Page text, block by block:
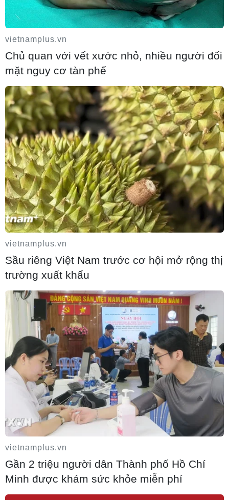
Syria: Nổ xe buýt gần thủ đô Damascus
khiến 2 người chết và 13 người bị thương
07/08/2026 00:50
Lực lượng Houthi tấn công quân đội
Yemen, ít nhất 45 binh sỹ thương vong
Xung đột Israel-Hamas: Ít nhất 300 trẻ
em thiệt mạng trong 300 ngày qua
06/08/2026 22:56
vietnamplus.vn
Chủ quan với vết xước nhỏ, nhiều người đối
mặt nguy cơ tàn phế
vietnamplus.vn
Sầu riêng Việt Nam trước cơ hội mở rộng thị
trường xuất khẩu
vietnamplus.vn
Gần 2 triệu người dân Thành phố Hồ Chí
Minh được khám sức khỏe miễn phí